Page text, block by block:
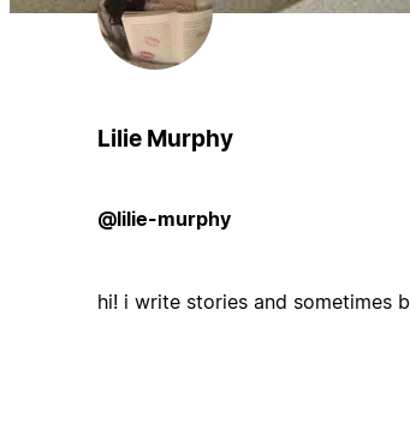
Lilie Murphy
@lilie-murphy
hi! i write stories and sometimes